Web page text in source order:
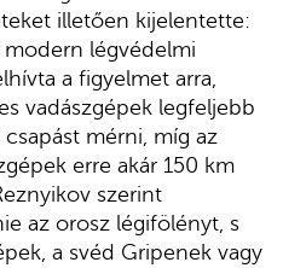
illetően kijelentette:
légvédelmi
a figyelmet arra,
vadászgépek legfeljebb
mérni, míg az
erre akár 150 km
szerint
az orosz légifölényt, s
a svéd Gripenek vagy